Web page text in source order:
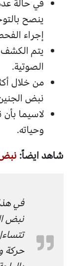
ينصح
إجراء
يتم
الصوتية.
من خلال
نبض
لاسيما
وحياته.
شاهد ايضاً:
في
نبض
حركة